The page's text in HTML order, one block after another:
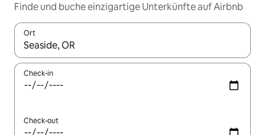
Finde und buche einzigartige Unterkünfte auf Airbnb
Ort
Wenn Ergebnisse verfügbar sind, navigiere mit den
Check-in
Check-out